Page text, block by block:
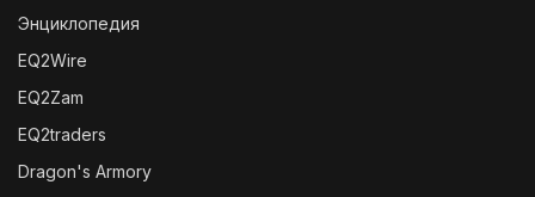
Энциклопедия
EQ2Wire
EQ2Zam
EQ2traders
Dragon's Armory